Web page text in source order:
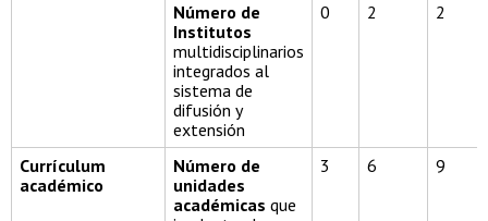
Número de
Institutos
multidisciplinarios
integrados al
sistema de
difusión y
extensión
0 2 2
Currículum
académico
Número de
unidades
académicas que
3 6 9